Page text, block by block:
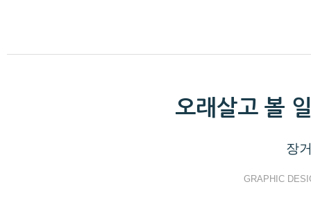
오래살고 볼
장
GRAPHIC